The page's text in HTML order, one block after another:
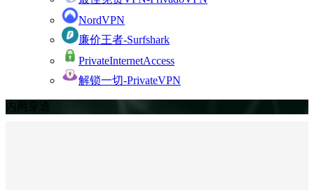
NordVPN
廉价王者-Surfshark
PrivateInternetAccess
解锁一切-PrivateVPN
内网穿透